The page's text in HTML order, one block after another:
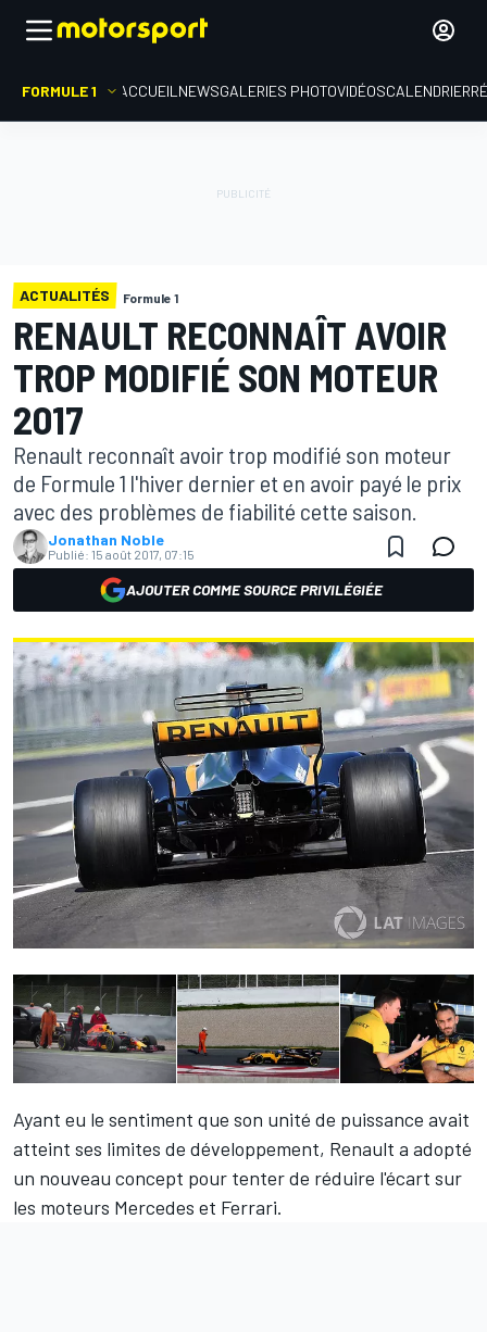
FORMULE 1 ACCUEIL NEWSGALERIES PHOTOVIDÉOSCALENDRIER
ACTUALITÉS Formule 1
RENAULT RECONNAÎT AVOIR
TROP MODIFIÉ SON MOTEUR
2017
Renault reconnaît avoir trop modifié son moteur
de Formule 1 l'hiver dernier et en avoir payé le prix
avec des problèmes de fiabilité cette saison.
Jonathan Noble
Publié: 15 août 2017, 07:15
AJOUTER COMME SOURCE PRIVILÉGIÉE
Ayant eu le sentiment que son unité de puissance avait
atteint ses limites de développement, Renault a adopté
un nouveau concept pour tenter de réduire l'écart sur
les moteurs Mercedes et Ferrari.